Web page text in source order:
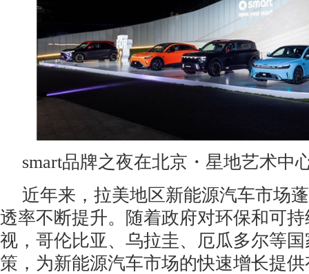
smart品牌之夜在北京・星地艺术中
近年来，拉美地区新能源汽车市场
透率不断提升。随着政府对环保和可
视，哥伦比亚、乌拉圭、厄瓜多尔等
策，为新能源汽车市场的快速增长提